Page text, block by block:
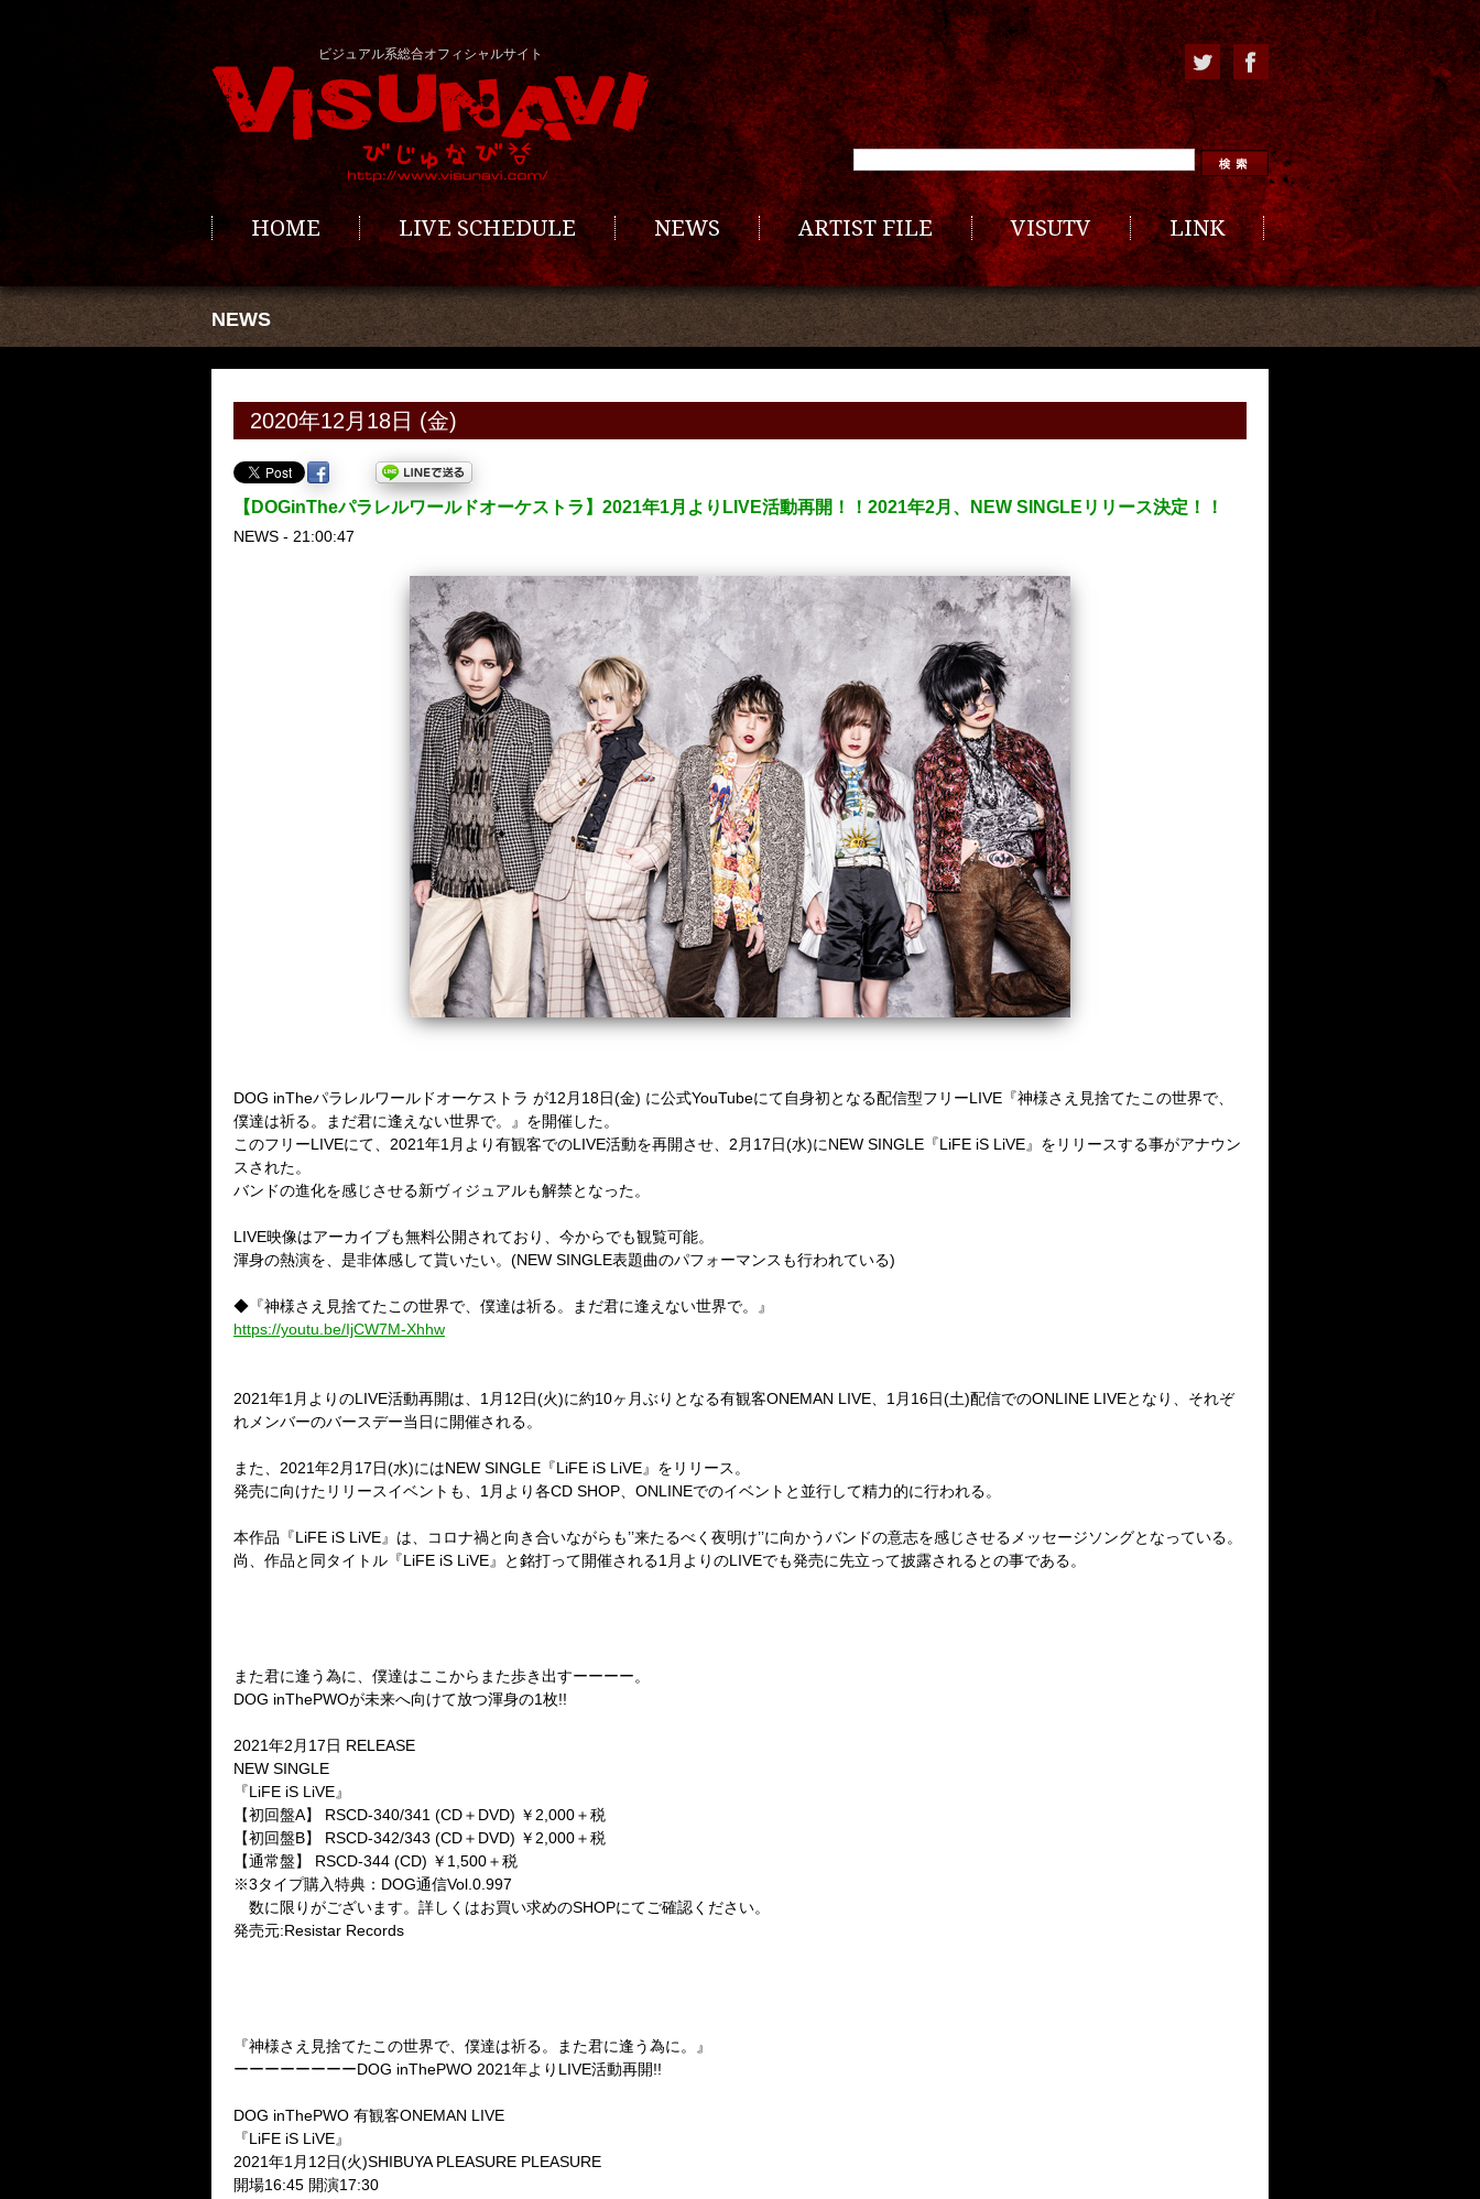
ビジュアル系総合オフィシャルサイト
HOME LIVE SCHEDULE NEWS ARTIST FILE VISUTV LINK
NEWS
2020年12月18日 (金)
【DOGinTheパラレルワールドオーケストラ】2021年1月よりLIVE活動再開！！2021年2月、NEW SINGLEリリース決定！！
NEWS - 21:00:47
DOG inTheパラレルワールドオーケストラ が12 月 18日(金) に公式YouTubeにて自身初となる配信型フリーLIVE 『神様さえ見捨てたこの世界で、
僕達は祈る。まだ君に逢えない世界で。』を開催した。
このフリーLIVEにて、 2021年1 月より有観客でのLIVE活動を再開させ、 2 月 17日(水)にNEW SINGLE 『LiFE iS LiVE』をリリースする事がアナウン
スされた。
バンドの進化を感じさせる新ヴィジュアルも解禁となった。
LIVE映像はアーカイブも無料公開されており、今からでも観覧可能。
渾身の熱演を、是非体感して貰いたい。 (NEW SINGLE表題曲のパフォーマンスも行われている)
◆『神様さえ見捨てたこの世界で、僕達は祈る。まだ君に逢えない世界で。』
https://youtu.be/IjCW7M-Xhhw
2021年1 月よりのLIVE活動再開は、 1 月 12日(火)に約10ヶ月ぶりとなる有観客ONEMAN LIVE 1 月 16日(土)配信でのONLINE LIVEとなり、それぞ
れメンバーのバースデー当日に開催される。
また、 2021年2 月 17日(水)にはNEW SINGLE 『LiFE iS LiVE』をリリース。
発売に向けたリリースイベントも、 1 月より各CD SHOP ONLINEでのイベントと並行して精力的に行われる。
本作品『LiFE iS LiVE』は、コロナ禍と向き合いながらも’’来たるべく夜明け’’に向かうバンドの意志を感じさせるメッセージソングとなっている。
尚、作品と同タイトル『LiFE iS LiVE』と銘打って開催される1 月よりのLIVEでも発売に先立って披露されるとの事である。
また君に逢う為に、僕達はここからまた歩き出すーーーー。
DOG inThePWOが未来へ向けて放つ渾身の1枚!!
2021年2 月 17日 RELEASE
NEW SINGLE
『LiFE iS LiVE』
【初回盤A】 RSCD-340/341 (CD＋ DVD) ￥ 2,000＋税
【初回盤B】 RSCD-342/343 (CD＋ DVD) ￥ 2,000＋税
【通常盤】
RSCD-344 (CD) ￥ 1,500＋税
※3タイプ購入特典： DOG通信Vol.0.997
数に限りがございます。詳しくはお買い求めのSHOPにてご確認ください。
発売元:Resistar Records
『神様さえ見捨てたこの世界で、僕達は祈る。また君に逢う為に。』
ーーーーーーーーDOG inThePWO 2021年より LIVE活動再開!!
DOG inThePWO 有観客ONEMAN LIVE
『LiFE iS LiVE』
2021年1 月 12日(火)SHIBUYA PLEASURE PLEASURE
開場16:45 開演17:30